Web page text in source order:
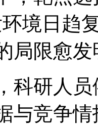
境日趋复
局限愈发
科研人员
据与竞争